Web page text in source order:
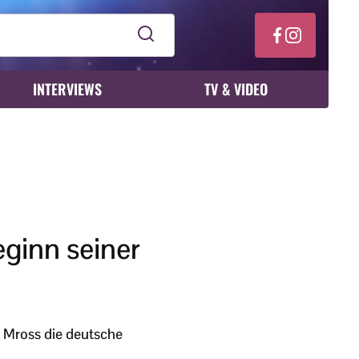
INTERVIEWS TV & VIDEO
seiner
die deutsche